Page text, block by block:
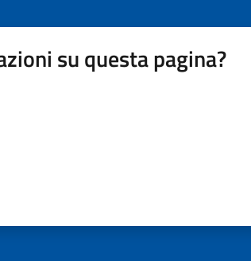
su questa pagina?